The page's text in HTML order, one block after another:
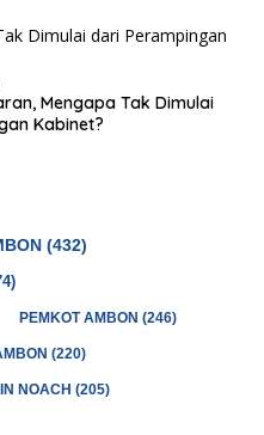
Mengapa Tak Dimulai
Kabinet?
(432)
PEMKOT AMBON (246)
(220)
NOACH (205)